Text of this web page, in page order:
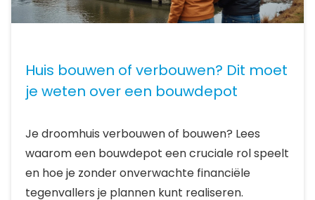
Huis bouwen of verbouwen? Dit moet
je weten over een bouwdepot
Je droomhuis verbouwen of bouwen? Lees
waarom een bouwdepot een cruciale rol speelt
en hoe je zonder onverwachte financiële
tegenvallers je plannen kunt realiseren.